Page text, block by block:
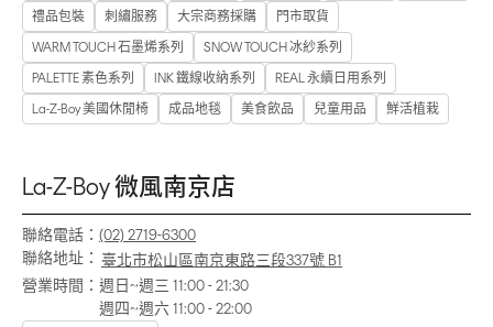
禮品包裝
刺繡服務 大宗商務採購
門市取貨
WARM TOUCH 石墨烯系列
SNOW TOUCH 冰紗系列
PALETTE 素色系列
INK 鐵線收納系列
REAL 永續日用系列
La-Z-Boy 美國休閒椅
成品地毯 美食飲品 兒童用品 鮮活植栽
La-Z-Boy 微風南京店
聯絡電話： (02) 2719-6300
聯絡地址： 臺北市松山區南京東路三段337號 B1
營業時間： 週日~週三 11:00 - 21:30
週四~週六 11:00 - 22:00